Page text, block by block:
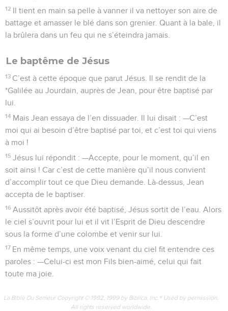
12 Il tient en main sa pelle à vanner il va nettoyer son aire de
battage et amasser le blé dans son grenier. Quant à la bale, il
la brûlera dans un feu qui ne s’éteindra jamais.
Le baptême de Jésus
13 C’est à cette époque que parut Jésus. Il se rendit de la
*Galilée au Jourdain, auprès de Jean, pour être baptisé par
lui.
14 Mais Jean essaya de l’en dissuader. Il lui disait : —C’est
moi qui ai besoin d’être baptisé par toi, et c’est toi qui viens
à moi !
15 Jésus lui répondit : —Accepte, pour le moment, qu’il en
soit ainsi ! Car c’est de cette manière qu’il nous convient
d’accomplir tout ce que Dieu demande. Là-dessus, Jean
accepta de le baptiser.
16 Aussitôt après avoir été baptisé, Jésus sortit de l’eau. Alors
le ciel s’ouvrit pour lui et il vit l’Esprit de Dieu descendre
sous la forme d’une colombe et venir sur lui.
17 En même temps, une voix venant du ciel fit entendre ces
paroles : —Celui-ci est mon Fils bien-aimé, celui qui fait
toute ma joie.
La Bible Du Semeur Copyright © 1992, 1999 by Biblica, Inc.® Used by permission.
All rights reserved worldwide.